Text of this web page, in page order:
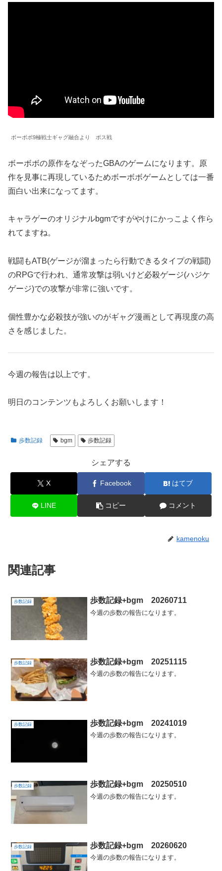
ボーボボ9極戦士ギャグ融合より ボス戦
ボーボボの原作をなぞったGBAのゲームになります。原
作を見事に再現しているためボーボボゲームとしては一番
面白い出来になってます。
キャラゲーのオリジナルbgmですがやけにかっこよく作ら
れてますね。
戦闘もATB(ゲージが溜まったら行動できるタイプの戦闘)
のRPGで行われ、通常攻撃は弱いけど必殺ゲージ(ハジケ
ゲージ)での攻撃が非常に強いです。
個性豊かな必殺技が強いのがギャグ漫画として再現度の高
さを感じました。
今週の報告は以上です。
明日のコンテンツもよろしくお願いします！
歩数記録 bgm 歩数記録
シェアする
X Facebook はてブ
LINE コピー コメント
kamenoku
関連記事
歩数記録 歩数記録+bgm 20260711
今週の歩数の報告になります。
歩数記録 歩数記録+bgm 20251115
今週の歩数の報告になります。
歩数記録 歩数記録+bgm 20241019
今週の歩数の報告になります。
歩数記録 歩数記録+bgm 20250510
今週の歩数の報告になります。
歩数記録 歩数記録+bgm 20260620
今週の歩数の報告になります。